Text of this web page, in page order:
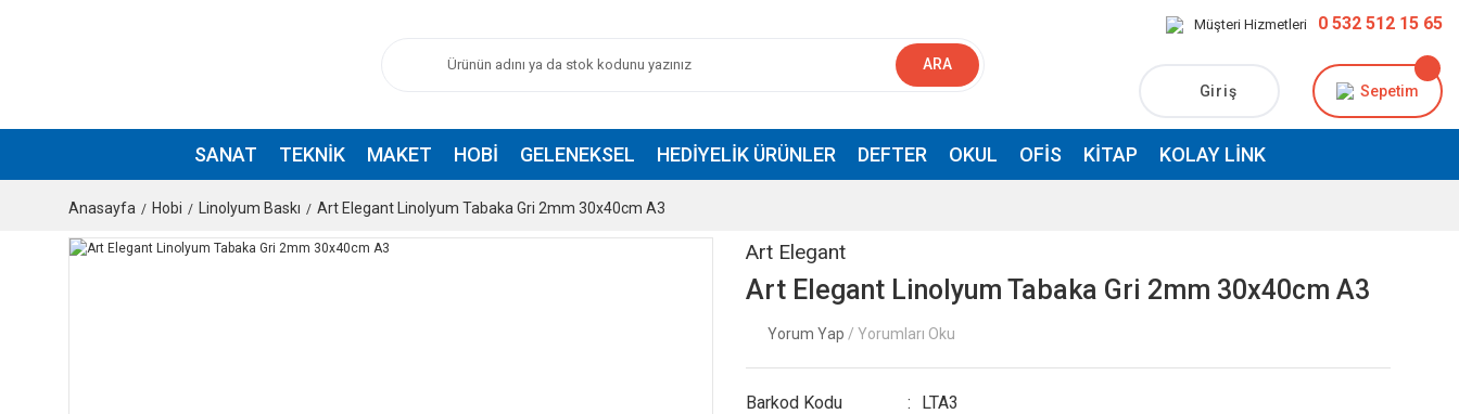
ARA
Müşteri Hizmetleri 0 532 512 15 65
Giriş Sepetim
SANAT TEKNIK MAKET HOBI GELENEKSEL HEDIYELIK ÜRÜNLER DEFTER OKUL OFIS KITAP KOLAY LINK
Anasayfa Hobi Linolyum Baskı Art Elegant Linolyum Tabaka Gri 2mm 30x40cm A3
Art Elegant
Art Elegant Linolyum Tabaka Gri 2mm 30x40cm A3
Yorum Yap / Yorumları Oku
Barkod Kodu
LTA3